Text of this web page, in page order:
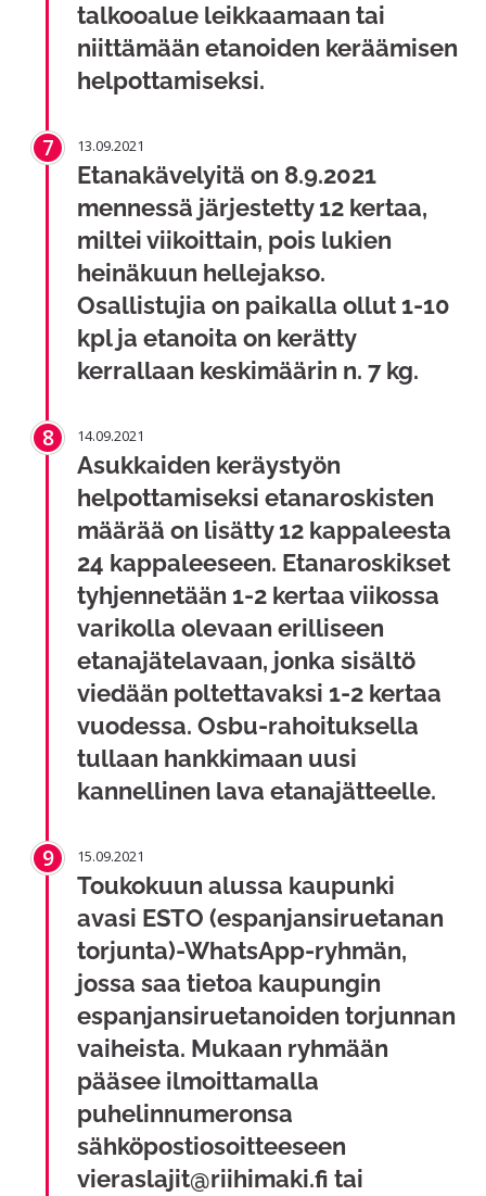
talkooalue leikkaamaan tai
niittämään etanoiden keräämisen
helpottamiseksi.
7 13.09.2021
Etanakävelyitä on 8.9.2021
mennessä järjestetty 12 kertaa,
miltei viikoittain, pois lukien
heinäkuun hellejakso.
Osallistujia on paikalla ollut 1-10
kpl ja etanoita on kerätty
kerrallaan keskimäärin n. 7 kg.
8 14.09.2021
Asukkaiden keräystyön
helpottamiseksi etanaroskisten
määrää on lisätty 12 kappaleesta
24 kappaleeseen. Etanaroskikset
tyhjennetään 1-2 kertaa viikossa
varikolla olevaan erilliseen
etanajätelavaan, jonka sisältö
viedään poltettavaksi 1-2 kertaa
vuodessa. Osbu-rahoituksella
tullaan hankkimaan uusi
kannellinen lava etanajätteelle.
9 15.09.2021
Toukokuun alussa kaupunki
avasi ESTO (espanjansiruetanan
torjunta)-WhatsApp-ryhmän,
jossa saa tietoa kaupungin
espanjansiruetanoiden torjunnan
vaiheista. Mukaan ryhmään
pääsee ilmoittamalla
puhelinnumeronsa
sähköpostiosoitteeseen
vieraslajit@riihimaki.fi tai